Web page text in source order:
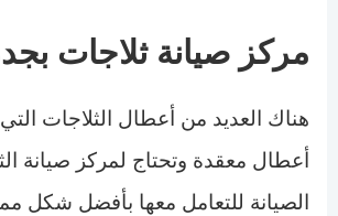
مركز صيانة ثلاجات
هناك العديد من أعطال الثلاجات
أعطال معقدة وتحتاج لمركز صيانة
الصيانة للتعامل معها بأفضل شكل